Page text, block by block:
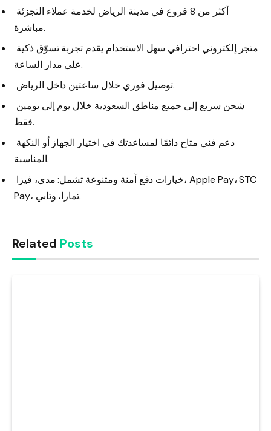
مباشرة.
على مدار الساعة.
توصيل فوري خلال ساعتين داخل الرياض.
فقط.
المناسبة.
Pay، تمارا، وتابي.
Related Posts